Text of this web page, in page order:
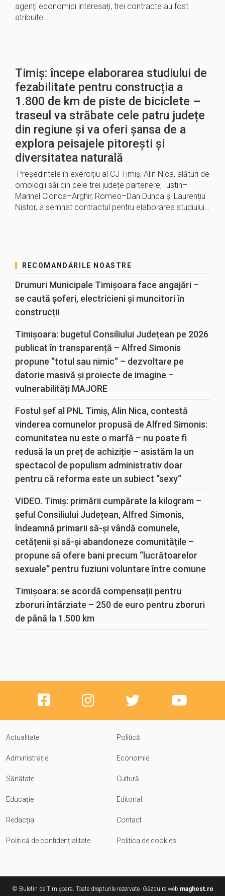
agenți economici interesați, trei contracte au fost
atribuite…
Timiș: începe elaborarea studiului de
fezabilitate pentru construcția a
1.800 de km de piste de biciclete –
traseul va străbate cele patru județe
din regiune și va oferi șansa de a
explora peisajele pitorești și
diversitatea naturală
Președintele în exercițiu al CJ Timiș, Alin Nica, alături de
omologii săi din cele trei județe partenere, Iustin–
Marinel Cionca–Arghir, Romeo–Dan Dunca și Laurențiu
Nistor, a semnat contractul pentru elaborarea studiului…
RECOMANDĂRILE NOASTRE
Drumuri Municipale Timișoara face angajări –
se caută șoferi, electricieni și muncitori în
construcții
Timișoara: bugetul Consiliului Județean pe 2026
publicat în transparență – Alfred Simonis
propune “totul sau nimic“ – dezvoltare pe
datorie masivă și proiecte de imagine –
vulnerabilități MAJORE
Fostul șef al PNL Timiș, Alin Nica, contestă
vinderea comunelor propusă de Alfred Simonis:
comunitatea nu este o marfă – nu poate fi
redusă la un preț de achiziție – asistăm la un
spectacol de populism administrativ doar
pentru că reforma este un subiect “sexy“
VIDEO. Timiș: primării cumpărate la kilogram –
șeful Consiliului Județean, Alfred Simonis,
îndeamnă primarii să-și vândă comunele,
cetățenii și să-și abandoneze comunitățile –
propune să ofere bani precum “lucrătoarelor
sexuale“ pentru fuziuni voluntare între comune
Timișoara: se acordă compensații pentru
zboruri întârziate – 250 de euro pentru zboruri
de până la 1.500 km
Actualitate Politică
Administrație Economie
Sănătate Cultură
Educație Editorial
Redacția Contact
Politică de confidențialitate Politica de cookies
© Buletin de Timișoara. Toate drepturile rezervate. Găzduire web maghost.ro